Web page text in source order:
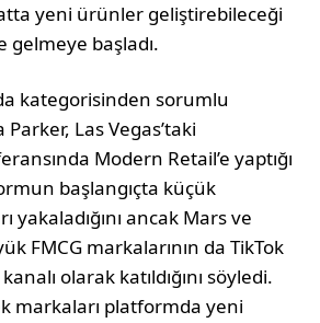
yeni ürünler geliştirebileceği
başladı.
kategorisinden sorumlu
Las Vegas’taki
Modern Retail’e yaptığı
başlangıçta küçük
yakaladığını ancak Mars ve
FMCG markalarının da TikTok
olarak katıldığını söyledi.
markaları platformda yeni